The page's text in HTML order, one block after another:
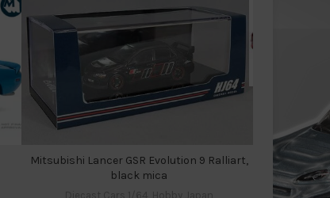
Mitsubishi Lancer GSR Evolution 9 Ralliart,
black mica